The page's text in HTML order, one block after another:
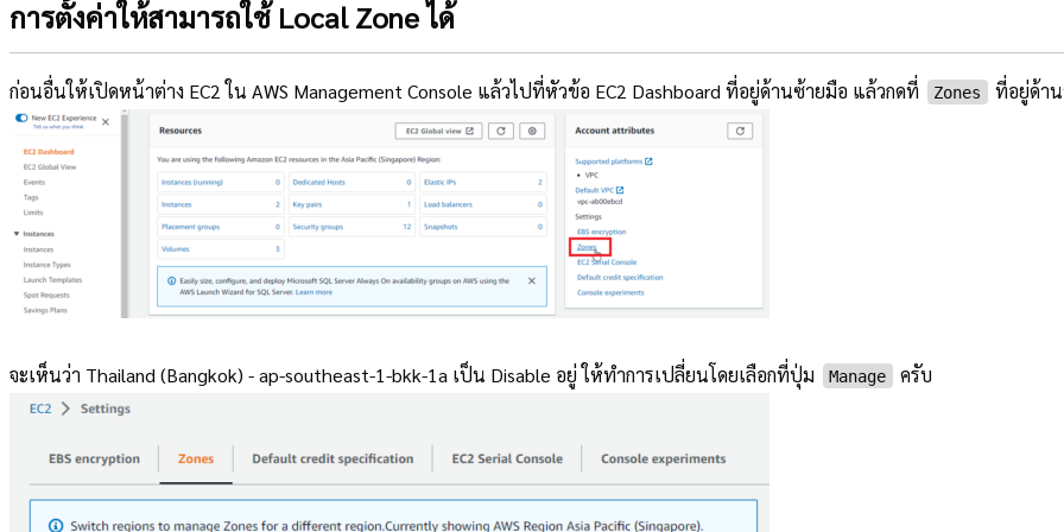
การตั้งค่าให้สามารถใช้ Local Zone ได้
ก่อนอื่นให้เปิดหน้าต่าง EC2 ใน AWS Management Console แล้วไปที่หัวข้อ EC2 Dashboard ที่อยู่ด้านซ้ายมือ แล้วกดที่ Zones ที่อยู่ด้า
จะเห็นว่า Thailand (Bangkok) - ap-southeast-1-bkk-1a เป็น Disable อยู่ ให้ทำการเปลี่ยนโดยเลือกที่ปุ่ม Manage ครับ